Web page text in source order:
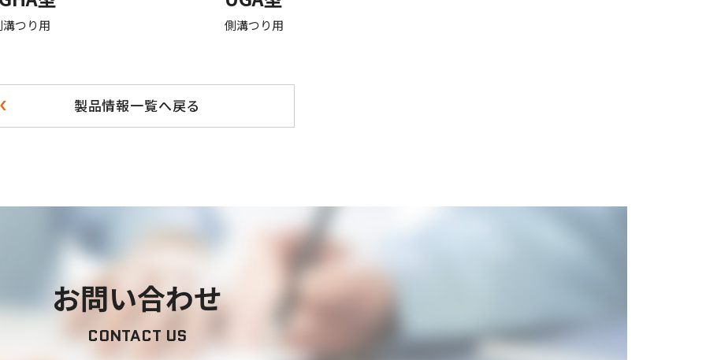
つり用 側溝つり用
製品情報一覧へ戻る
お問い合わせ
CONTACT US